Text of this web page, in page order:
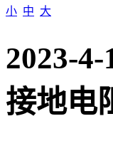
小 中 大
2023-
接地电